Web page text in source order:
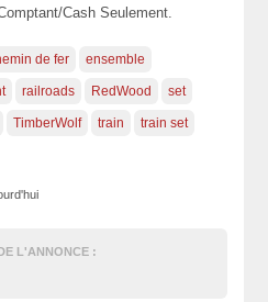
Cash Seulement.
de fer ensemble
railroads RedWood set
TimberWolf train train set
L'ANNONCE :